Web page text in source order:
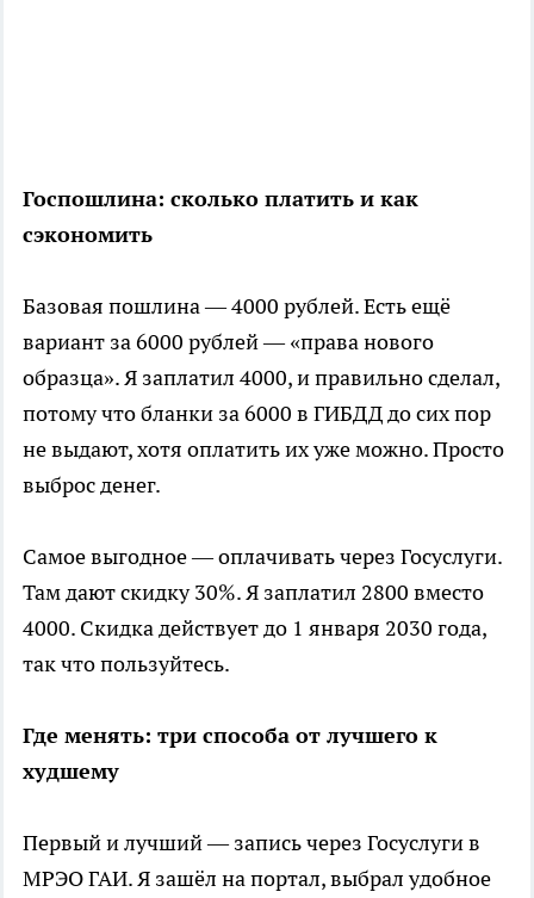
Госпошлина: сколько платить и как
сэкономить
Базовая пошлина — 4000 рублей. Есть ещё
вариант за 6000 рублей — «права нового
образца». Я заплатил 4000, и правильно сделал,
потому что бланки за 6000 в ГИБДД до сих пор
не выдают, хотя оплатить их уже можно. Просто
выброс денег.
Самое выгодное — оплачивать через Госуслуги.
Там дают скидку 30%. Я заплатил 2800 вместо
4000. Скидка действует до 1 января 2030 года,
так что пользуйтесь.
Где менять: три способа от лучшего к
худшему
Первый и лучший — запись через Госуслуги в
МРЭО ГАИ. Я зашёл на портал, выбрал удобное